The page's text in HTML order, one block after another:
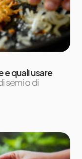
e quali usare
semi o di